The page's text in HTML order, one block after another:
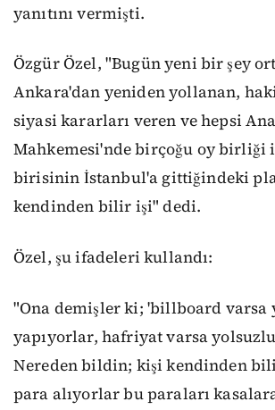
yanıtını vermişti.
Özgür Özel, "Bugün yeni bir şey
Ankara'dan yeniden yollanan,
siyasi kararları veren ve hepsi
Mahkemesi'nde birçoğu oy birliği
birisinin İstanbul'a gittiğindeki
kendinden bilir işi" dedi.
Özel, şu ifadeleri kullandı:
"Ona demişler ki; 'billboard varsa
yapıyorlar, hafriyat varsa
Nereden bildin; kişi kendinden
para alıyorlar bu paraları